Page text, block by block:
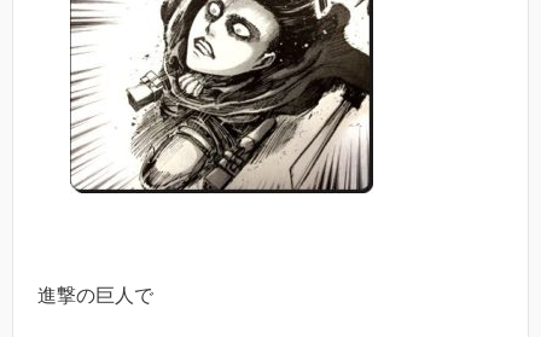
進撃の巨人で